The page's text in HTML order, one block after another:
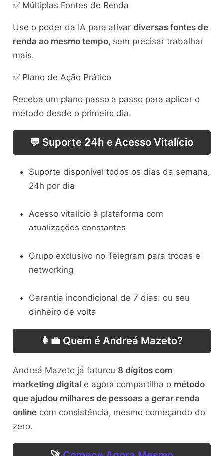
✅ Múltiplas Fontes de Renda
Use o poder da IA para ativar diversas fontes de
renda ao mesmo tempo, sem precisar trabalhar
mais.
✅ Plano de Ação Prático
Receba um plano passo a passo para aplicar o
método desde o primeiro dia.
💬 Suporte 24h e Acesso Vitalício
Suporte disponível todos os dias da semana,
24h por dia
Acesso vitalício à plataforma com
atualizações constantes
Grupo exclusivo no Telegram para trocas e
networking
Garantia incondicional de 7 dias: ou seu
dinheiro de volta
👩‍💼 Quem é Andreá Mazeto?
Andreá Mazeto já faturou 8 dígitos com
marketing digitale agora compartilha o método
que ajudou milhares de pessoas a gerar renda
onlinecom consistência, mesmo começando do
zero.